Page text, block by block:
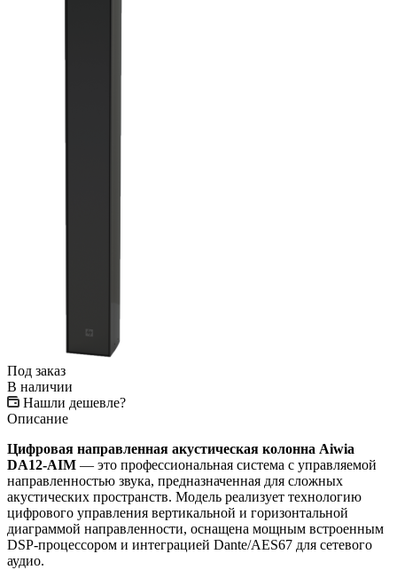
Под заказ
В наличии
Нашли дешевле?
Описание
Цифровая направленная акустическая колонна Aiwia
DA12-AIM — это профессиональная система с управляемой
направленностью звука, предназначенная для сложных
акустических пространств. Модель реализует технологию
цифрового управления вертикальной и горизонтальной
диаграммой направленности, оснащена мощным встроенным
DSP-процессором и интеграцией Dante/AES67 для сетевого
аудио.